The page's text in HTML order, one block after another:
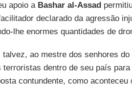
apoio a Bashar al-Assad
declarado da agressão
lhe enormes quantidades de
talvez, ao mestre dos senhores do
terroristas dentro de seu país
contundente, como